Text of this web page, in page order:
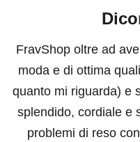
FravShop oltre ad
moda e di ottima
quanto mi riguarda) e
splendido, cordiale e
problemi di reso